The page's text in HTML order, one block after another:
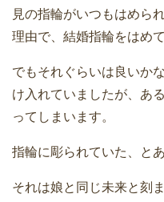
見の指輪がいつもはめら
理由で、結婚指輪をはめ
でもそれぐらいは良いか
け入れていましたが、あ
ってしまいます。
指輪に彫られていた、と
それは娘と同じ未来と刻